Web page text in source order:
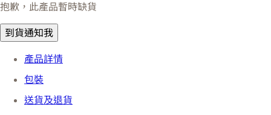
抱歉，此產品暫時缺貨
到貨通知我
產品詳情
包裝
送貨及退貨